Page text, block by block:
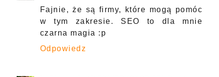
Fajnie, że są firmy, które mogą pomóc
w tym zakresie. SEO to dla mnie
czarna magia :p
Odpowiedz